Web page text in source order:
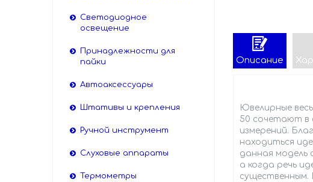
Описание
Ювелирные
50 сочетают в
измерений.
находиться
данная модель
а когда речь
существенным.
Светодиодное
освещение
Принадлежности для
пайки
Автоаксессуары
Штативы и крепления
Ручной инструмент
Слуховые аппараты
Термометры